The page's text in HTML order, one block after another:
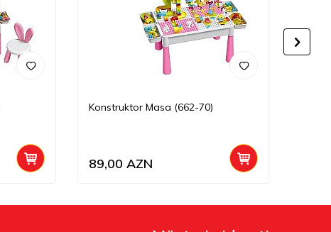
Konstruktor Masa (662-70)
89,00 AZN